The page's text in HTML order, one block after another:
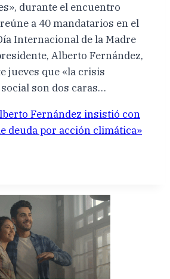
durante el encuentro
a 40 mandatarios en el
Internacional de la Madre
Alberto Fernández,
jueves que «la crisis
son dos caras…
Fernández insistió con
deuda por acción climática»